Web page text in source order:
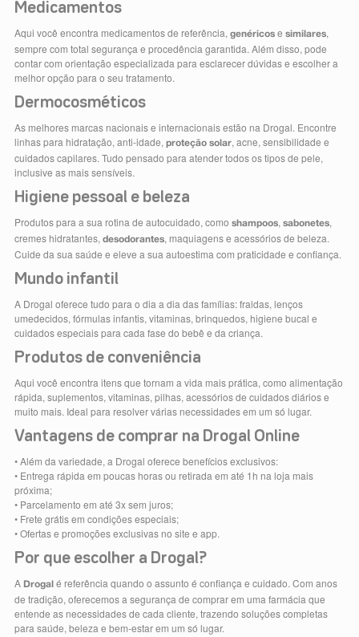
Medicamentos
Aqui você encontra medicamentos de referência, genéricose similares,
sempre com total segurança e procedência garantida. Além disso, pode
contar com orientação especializada para esclarecer dúvidas e escolher a
melhor opção para o seu tratamento.
Dermocosméticos
As melhores marcas nacionais e internacionais estão na Drogal. Encontre
linhas para hidratação, anti-idade, proteção solar, acne, sensibilidade e
cuidados capilares. Tudo pensado para atender todos os tipos de pele,
inclusive as mais sensíveis.
Higiene pessoal e beleza
Produtos para a sua rotina de autocuidado, como shampoos, sabonetes,
cremes hidratantes, desodorantes, maquiagens e acessórios de beleza.
Cuide da sua saúde e eleve a sua autoestima com praticidade e confiança.
Mundo infantil
A Drogal oferece tudo para o dia a dia das famílias: fraldas, lenços
umedecidos, fórmulas infantis, vitaminas, brinquedos, higiene bucal e
cuidados especiais para cada fase do bebê e da criança.
Produtos de conveniência
Aqui você encontra itens que tornam a vida mais prática, como alimentação
rápida, suplementos, vitaminas, pilhas, acessórios de cuidados diários e
muito mais. Ideal para resolver várias necessidades em um só lugar.
Vantagens de comprar na Drogal Online
• Além da variedade, a Drogal oferece benefícios exclusivos:
• Entrega rápida em poucas horas ou retirada em até 1h na loja mais
próxima;
• Parcelamento em até 3x sem juros;
• Frete grátis em condições especiais;
• Ofertas e promoções exclusivas no site e app.
Por que escolher a Drogal?
A Drogal é referência quando o assunto é confiança e cuidado. Com anos
de tradição, oferecemos a segurança de comprar em uma farmácia que
entende as necessidades de cada cliente, trazendo soluções completas
para saúde, beleza e bem-estar em um só lugar.